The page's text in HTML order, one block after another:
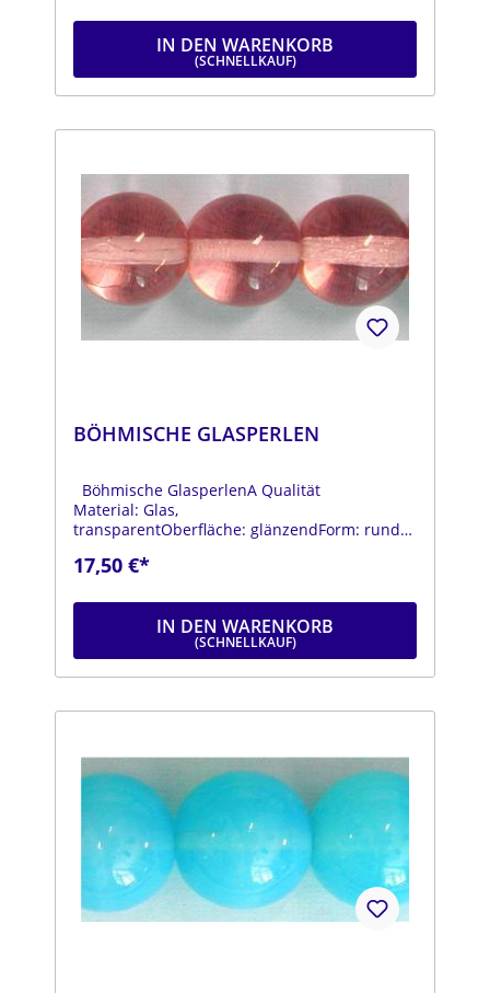
IN DEN WARENKORB
BÖHMISCHE GLASPERLEN
Böhmische GlasperlenA Qualität
Material: Glas,
transparentOberfläche: glänzendForm: rundFa
mmStrang: Länge ca. 25 cm
17,50 €*
IN DEN WARENKORB